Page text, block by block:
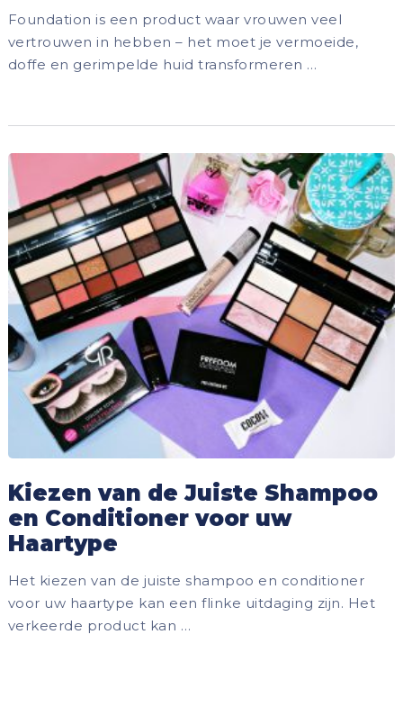
Foundation is een product waar vrouwen veel
vertrouwen in hebben – het moet je vermoeide,
doffe en gerimpelde huid transformeren …
Kiezen van de Juiste Shampoo
en Conditioner voor uw
Haartype
Het kiezen van de juiste shampoo en conditioner
voor uw haartype kan een flinke uitdaging zijn. Het
verkeerde product kan …